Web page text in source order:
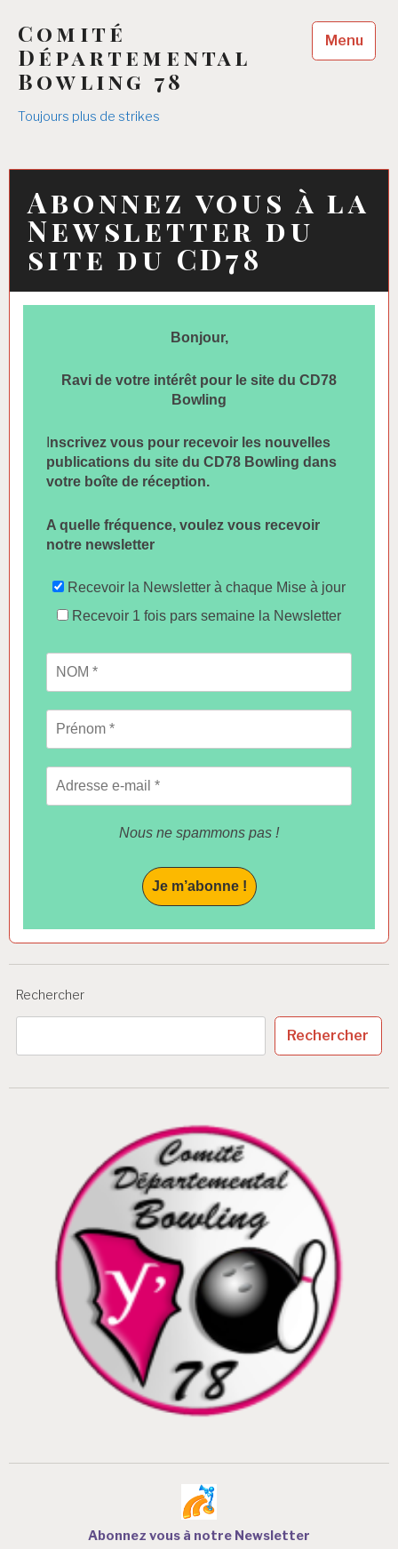
contenu
principal
Comité
Départemental
Bowling 78
Toujours plus de strikes
Menu
Abonnez vous à la
Newsletter du
site du CD78
Bonjour,
Ravi de votre intérêt pour le site du CD78
Bowling
nscrivez vous pour recevoir les nouvelles
publications du site du CD78 Bowling dans
votre boîte de réception.
A quelle fréquence, voulez vous recevoir
notre newsletter
Recevoir la Newsletter à chaque Mise à jour
Recevoir 1 fois pars semaine la Newsletter
Nous ne spammons pas !
Rechercher
Rechercher
Abonnez vous à notre Newsletter